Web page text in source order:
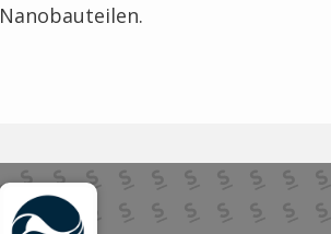
Nanobauteilen.